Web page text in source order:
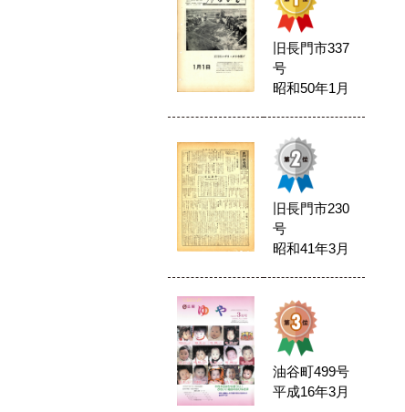
旧長門市337
号
昭和50年1月
旧長門市230
号
昭和41年3月
油谷町499号
平成16年3月